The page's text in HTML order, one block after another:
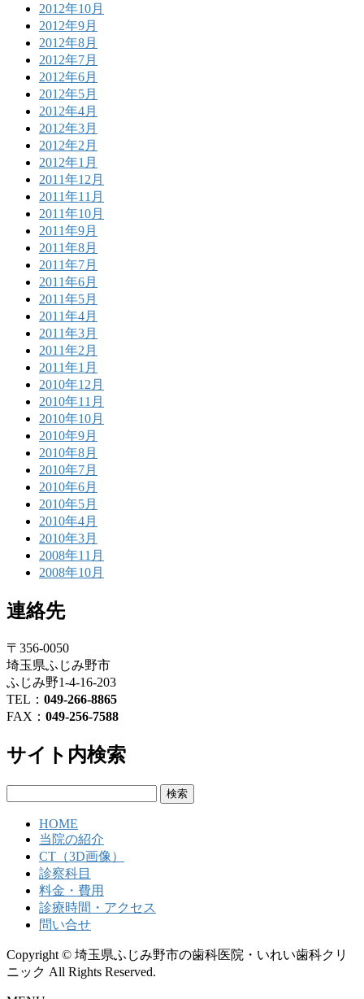
2012年10月
2012年9月
2012年8月
2012年7月
2012年6月
2012年5月
2012年4月
2012年3月
2012年2月
2012年1月
2011年12月
2011年11月
2011年10月
2011年9月
2011年8月
2011年7月
2011年6月
2011年5月
2011年4月
2011年3月
2011年2月
2011年1月
2010年12月
2010年11月
2010年10月
2010年9月
2010年8月
2010年7月
2010年6月
2010年5月
2010年4月
2010年3月
2008年11月
2008年10月
連絡先
〒356-0050
埼玉県ふじみ野市
ふじみ野1-4-16-203
TEL： 049-266-8865
FAX： 049-256-7588
サイト内検索
HOME
当院の紹介
CT（3D画像）
診察科目
料金・費用
診療時間・アクセス
問い合せ
Copyright © 埼玉県ふじみ野市の歯科医院・いれい歯科クリ
ニック All Rights Reserved.